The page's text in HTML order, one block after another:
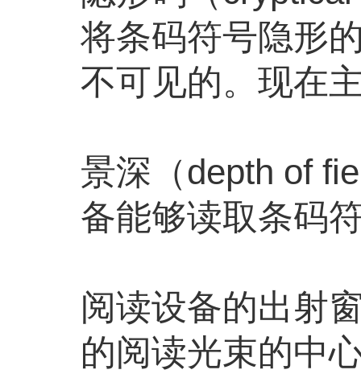
将条码符号隐形
不可见的。现在
景深（depth of
备能够读取条码
阅读设备的出射
的阅读光束的中